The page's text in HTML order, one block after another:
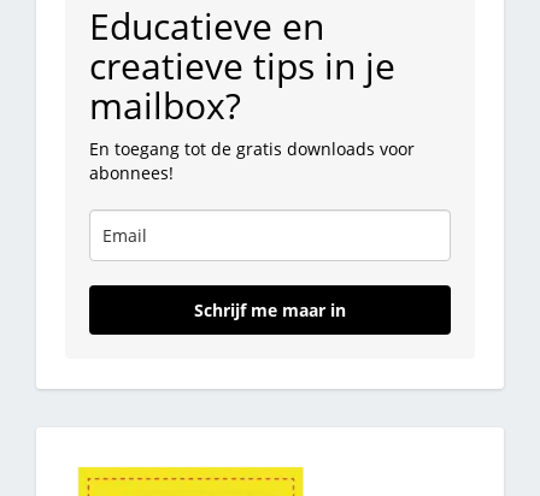
Educatieve en
creatieve tips in je
mailbox?
En toegang tot de gratis downloads voor
abonnees!
Schrijf me maar in